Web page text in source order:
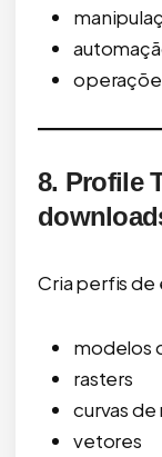
8. Profile
Cria perfis de
modelos
rasters
curvas de
vetores